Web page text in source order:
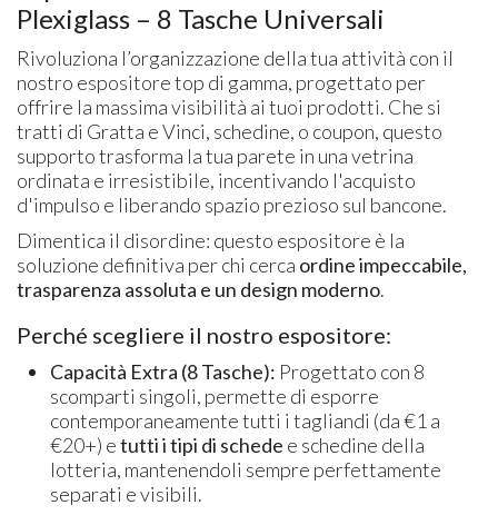
Plexiglass – 8 Tasche Universali
Rivoluziona l’organizzazione della tua attività con il
nostro espositore top di gamma, progettato per
offrire la massima visibilità ai tuoi prodotti. Che si
tratti di Gratta e Vinci, schedine, o coupon, questo
supporto trasforma la tua parete in una vetrina
ordinata e irresistibile, incentivando l'acquisto
d'impulso e liberando spazio prezioso sul bancone.
Dimentica il disordine: questo espositore è la
soluzione definitiva per chi cerca ordine impeccabile,
trasparenza assoluta e un design moderno.
Perché scegliere il nostro espositore:
Capacità Extra (8 Tasche): Progettato con 8
scomparti singoli, permette di esporre
contemporaneamente tutti i tagliandi (da €1 a
€20+) etutti i tipi di schede e schedine della
lotteria, mantenendoli sempre perfettamente
separati e visibili.